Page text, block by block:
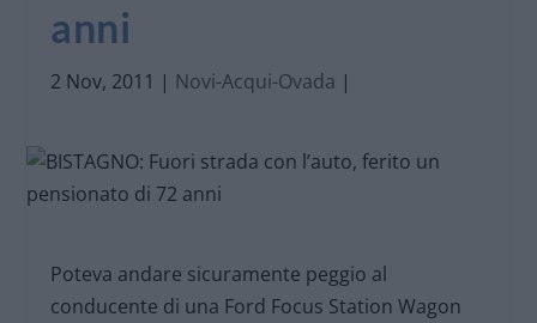
anni
2 Nov, 2011 | Novi-Acqui-Ovada |
Poteva andare sicuramente peggio al
conducente di una Ford Focus Station Wagon